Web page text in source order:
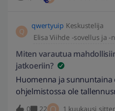
vielä kesken olevan
Q
qwertyuip Keskustelija
Elisa Viihde -sovellus ja -
Miten varautua
jatkoeriin?
Huomenna ja sunnuntaina
ohjelmistossa ole
ja seitsemän välillä. Mikäli
0 22 1 kuukausi